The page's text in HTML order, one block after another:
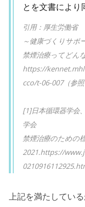
とを文書により
引用：厚生労働
～健康づくりサポ
禁煙治療ってどん
https://
cco/t-06-007（参照
[1]日本循環器学会
学会
禁煙治療のための
2021.https://
上記を満たしてい